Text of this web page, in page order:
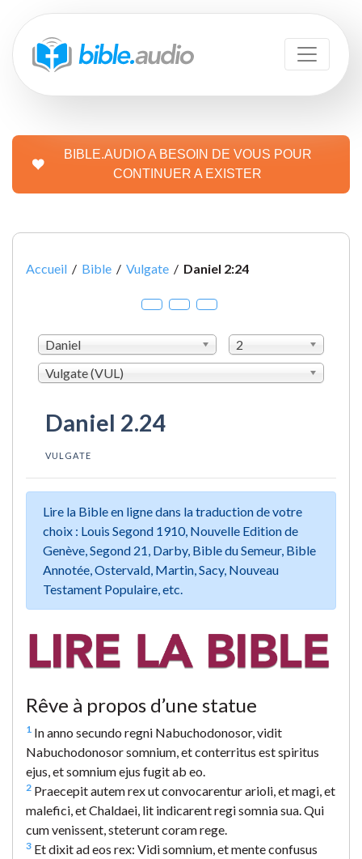
BIBLE.AUDIO A BESOIN DE VOUS POUR
CONTINUER A EXISTER
Accueil / Bible / Vulgate / Daniel 2:24
Daniel
2
Vulgate (VUL)
Daniel 2.24
VULGATE
Lire la Bible en ligne dans la traduction de votre
choix : Louis Segond 1910, Nouvelle Edition de
Genève, Segond 21, Darby, Bible du Semeur, Bible
Annotée, Ostervald, Martin, Sacy, Nouveau
Testament Populaire, etc.
Rêve à propos d’une statue
1 In anno secundo regni Nabuchodonosor, vidit
Nabuchodonosor somnium, et conterritus est spiritus
ejus, et somnium ejus fugit ab eo.
2 Praecepit autem rex ut convocarentur arioli, et magi, et
malefici, et Chaldaei, lit indicarent regi somnia sua. Qui
cum venissent, steterunt coram rege.
3 Et dixit ad eos rex: Vidi somnium, et mente confusus